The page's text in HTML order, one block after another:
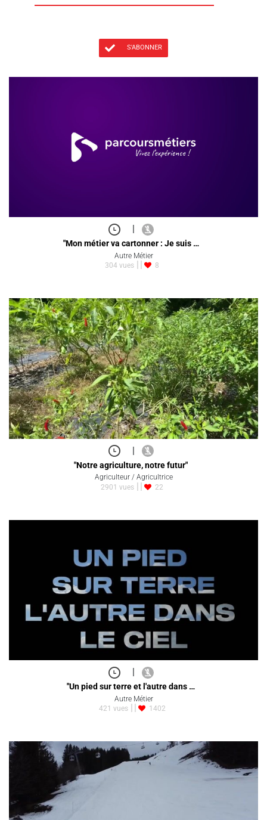
S'ABONNER
"Mon métier va cartonner : Je suis …
Autre Métier
304 vues
8
|
"Notre agriculture, notre futur"
Agriculteur / Agricultrice
2901 vues
22
"Un pied sur terre et l'autre dans …
Autre Métier
421 vues
1402